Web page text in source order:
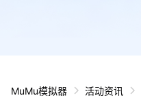
MuMu模拟器 活动资讯